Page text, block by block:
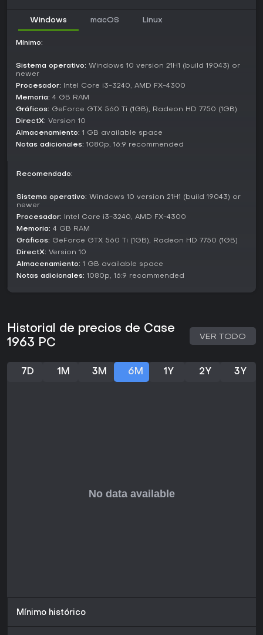
Windows macOS Linux
Mínimo:
Sistema operativo: Windows 10 version 21H1 (build 19043) or
newer
Procesador: Intel Core i3-3240, AMD FX-4300
Memoria: 4 GB RAM
Gráficos: GeForce GTX 560 Ti (1GB), Radeon HD 7750 (1GB)
DirectX: Version 10
Almacenamiento: 1 GB available space
Notas adicionales: 1080p, 16:9 recommended
Recomendado:
Sistema operativo: Windows 10 version 21H1 (build 19043) or
newer
Procesador: Intel Core i3-3240, AMD FX-4300
Memoria: 4 GB RAM
Gráficos: GeForce GTX 560 Ti (1GB), Radeon HD 7750 (1GB)
DirectX: Version 10
Almacenamiento: 1 GB available space
Notas adicionales: 1080p, 16:9 recommended
Historial de precios de Case
1963 PC
VER TODO
7D 1M 3M 6M 1Y 2Y 3Y
Mínimo histórico